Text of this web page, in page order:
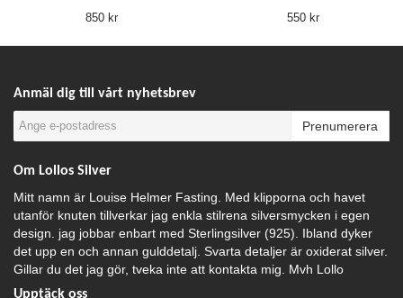
850 kr
550 kr
Anmäl dig till vårt nyhetsbrev
Prenumerera
Om Lollos Silver
Mitt namn är Louise Helmer Fasting. Med klipporna och havet
utanför knuten tillverkar jag enkla stilrena silversmycken i egen
design. jag jobbar enbart med Sterlingsilver (925). Ibland dyker
det upp en och annan gulddetalj. Svarta detaljer är oxiderat silver.
Gillar du det jag gör, tveka inte att kontakta mig. Mvh Lollo
Upptäck oss